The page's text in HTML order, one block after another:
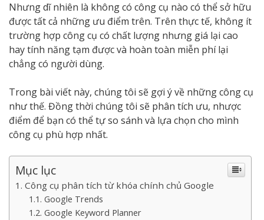
Nhưng dĩ nhiên là không có công cụ nào có thể sở hữu
được tất cả những ưu điểm trên. Trên thực tế, không ít
trường hợp công cụ có chất lượng nhưng giá lại cao
hay tính năng tạm được và hoàn toàn miễn phí lại
chẳng có người dùng.
Trong bài viết này, chúng tôi sẽ gợi ý về những công cụ
như thế. Đồng thời chúng tôi sẽ phân tích ưu, nhược
điểm để bạn có thể tự so sánh và lựa chọn cho mình
công cụ phù hợp nhất.
Mục lục
Công cụ phân tích từ khóa chính chủ Google
Google Trends
Google Keyword Planner